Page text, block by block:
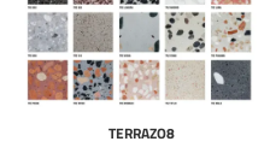
TERRAZO8